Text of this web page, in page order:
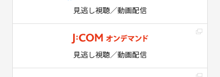
見逃し視聴／動画配信
見逃し視聴／動画配信